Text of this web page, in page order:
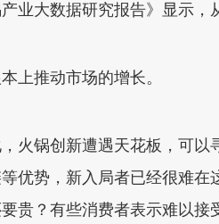
产业大数据研究报告》显示
上推动市场的增长。
火锅创新遭遇天花板，可
优势，新入局者已经很难
贵？有些消费者表示难以接